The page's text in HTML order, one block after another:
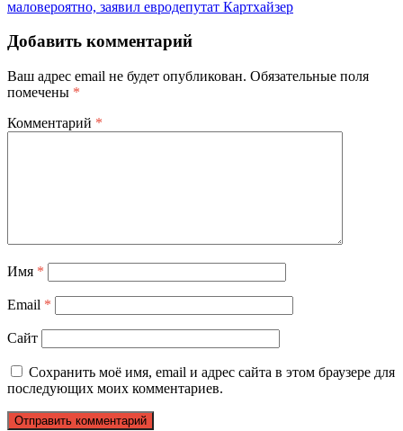
маловероятно, заявил евродепутат Картхайзер
Добавить комментарий
Ваш адрес email не будет опубликован. Обязательные поля
помечены *
Комментарий *
Имя *
Email *
Сайт
Сохранить моё имя, email и адрес сайта в этом браузере для
последующих моих комментариев.